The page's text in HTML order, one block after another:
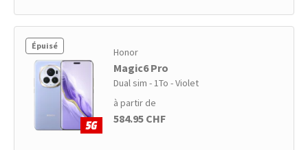
Épuisé Honor
Magic6 Pro
Dual sim - 1To - Violet
à partir de
584.95 CHF